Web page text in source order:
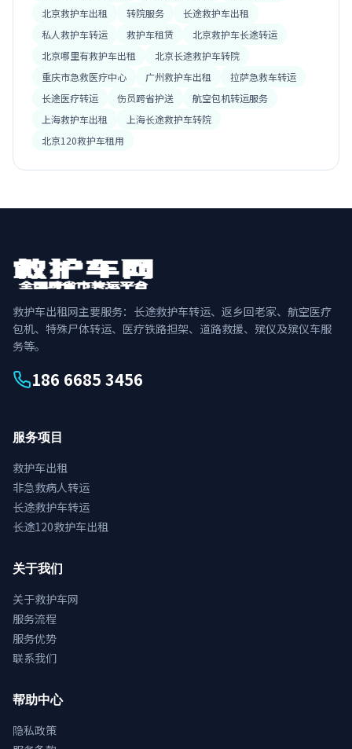
北京救护车出租
转院服务
长途救护车出租
私人救护车转运
救护车租赁
北京救护车长途转运
北京哪里有救护车出租
北京长途救护车转院
重庆市急救医疗中心
广州救护车出租
拉萨急救车转运
长途医疗转运
伤员跨省护送
航空包机转运服务
上海救护车出租
上海长途救护车转院
北京120救护车租用
救护车出租网主要服务：长途救护车转运、返乡回老家、航空医疗
包机、特殊尸体转运、医疗铁路担架、道路救援、殡仪及殡仪车服
务等。
186 6685 3456
服务项目
救护车出租
非急救病人转运
长途救护车转运
长途120救护车出租
关于我们
关于救护车网
服务流程
服务优势
联系我们
帮助中心
隐私政策